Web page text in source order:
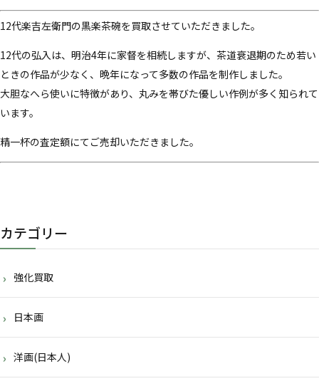
12代楽吉左衛門の黒楽茶碗を買取させていただきました。
12代の弘入は、明治4年に家督を相続しますが、茶道衰退期のため若い
ときの作品が少なく、晩年になって多数の作品を制作しました。
大胆なへら使いに特徴があり、丸みを帯びた優しい作例が多く知られて
います。
精一杯の査定額にてご売却いただきました。
カテゴリー
強化買取
日本画
洋画(日本人)